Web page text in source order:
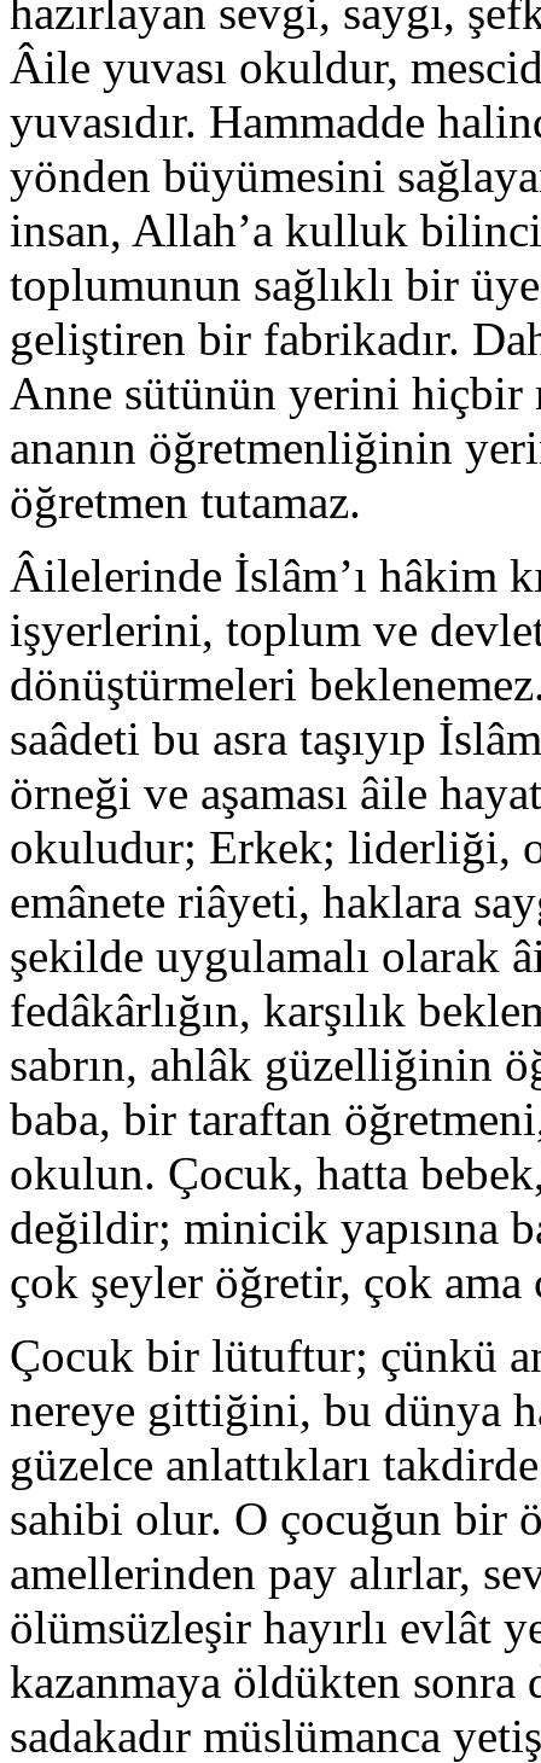
hazırlayan sevgi, saygı,
Âile yuvası okuldur,
yuvasıdır. Hammadde
yönden büyümesini
insan, Allah’a kulluk
toplumunun sağlıklı bir
geliştiren bir fabrikadır.
Anne sütünün yerini hiçbir
ananın öğretmenliğinin
öğretmen tutamaz.
Âilelerinde İslâm’ı hâkim
işyerlerini, toplum ve
dönüştürmeleri
saâdeti bu asra taşıyıp
örneği ve aşaması âile
okuludur; Erkek; liderliği,
emânete riâyeti, haklara
şekilde uygulamalı olarak
fedâkârlığın, karşılık
sabrın, ahlâk güzelliğinin
baba, bir taraftan
okulun. Çocuk, hatta
değildir; minicik yapısına
çok şeyler öğretir, çok ama
Çocuk bir lütuftur; çünkü
nereye gittiğini, bu dünya
güzelce anlattıkları
sahibi olur. O çocuğun bir
amellerinden pay alırlar,
ölümsüzleşir hayırlı evlât
kazanmaya öldükten sonra
sadakadır müslümanca